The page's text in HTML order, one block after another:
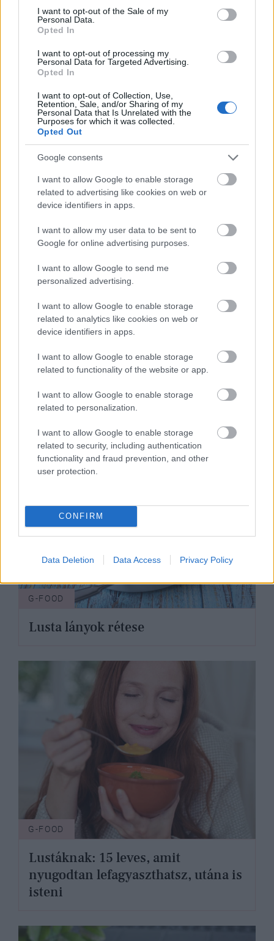
consent section.
I want to opt-out of the Sale of my
Personal Data.
Opted In
I want to opt-out of processing my
Personal Data for Targeted Advertising.
Opted In
I want to opt-out of Collection, Use,
Retention, Sale, and/or Sharing of my
Personal Data that Is Unrelated with the
Purposes for which it was collected.
Opted Out
Google consents
I want to allow Google to enable storage
related to advertising like cookies on web or
device identifiers in apps.
I want to allow my user data to be sent to
Google for online advertising purposes.
I want to allow Google to send me
personalized advertising.
I want to allow Google to enable storage
related to analytics like cookies on web or
device identifiers in apps.
I want to allow Google to enable storage
related to functionality of the website or app.
I want to allow Google to enable storage
related to personalization.
I want to allow Google to enable storage
related to security, including authentication
functionality and fraud prevention, and other
user protection.
CONFIRM
Data Deletion Data Access Privacy Policy
G-FOOD
Ezzel a fitnesz túrótorta recepttel
betarthatod új évi fogadalmad
G-FOOD
Egyszerű és gyors sajtos mennyei
falatok
9 GIF, ami tökéletesen kifejezi mit
érzünk, ha kajáról van szó
G-FOOD
Lusta lányok rétese
G-FOOD
Lustáknak: 15 leves, amit
nyugodtan lefagyaszthatsz, utána is
isteni